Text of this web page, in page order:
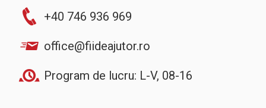
+40 746 936 969
office@fiideajutor.ro
Program de lucru: L-V, 08-16